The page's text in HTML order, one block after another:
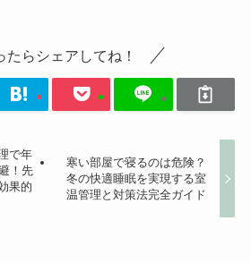
たらシェアしてね！
で年
！先
果的
寒い部屋で寝るのは危険？
冬の快適睡眠を実現する室
温管理と対策法完全ガイド